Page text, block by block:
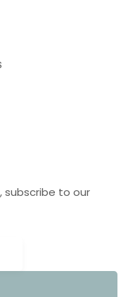
subscribe to our